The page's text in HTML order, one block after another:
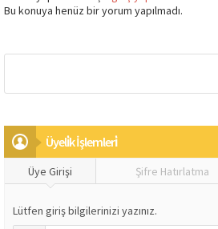
Bu konuya henüz bir yorum yapılmadı.
Üyeli̇k İşlemleri̇
Üye Girişi Şifre Hatırlatma
Lütfen giriş bilgilerinizi yazınız.